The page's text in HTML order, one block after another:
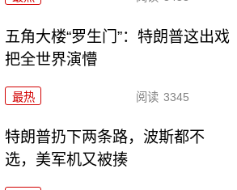
五角大楼“罗生门”：特朗普这出戏
把全世界演懵
最热 阅读 3345
特朗普扔下两条路，波斯都不
选，美军机又被揍